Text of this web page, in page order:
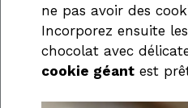
ne pas avoir des
Incorporez ensuite
chocolat avec
cookie géant est